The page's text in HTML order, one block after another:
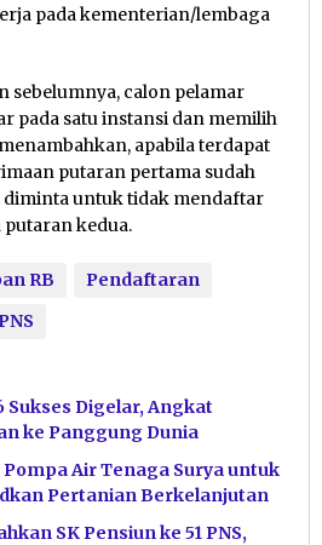
pada kementerian/lembaga
sebelumnya, calon pelamar
pada satu instansi dan memilih
apabila terdapat
putaran pertama sudah
untuk tidak mendaftar
kedua.
RB
Pendaftaran
Sukses Digelar, Angkat
ke Panggung Dunia
Air Tenaga Surya untuk
Pertanian Berkelanjutan
SK Pensiun ke 51 PNS,